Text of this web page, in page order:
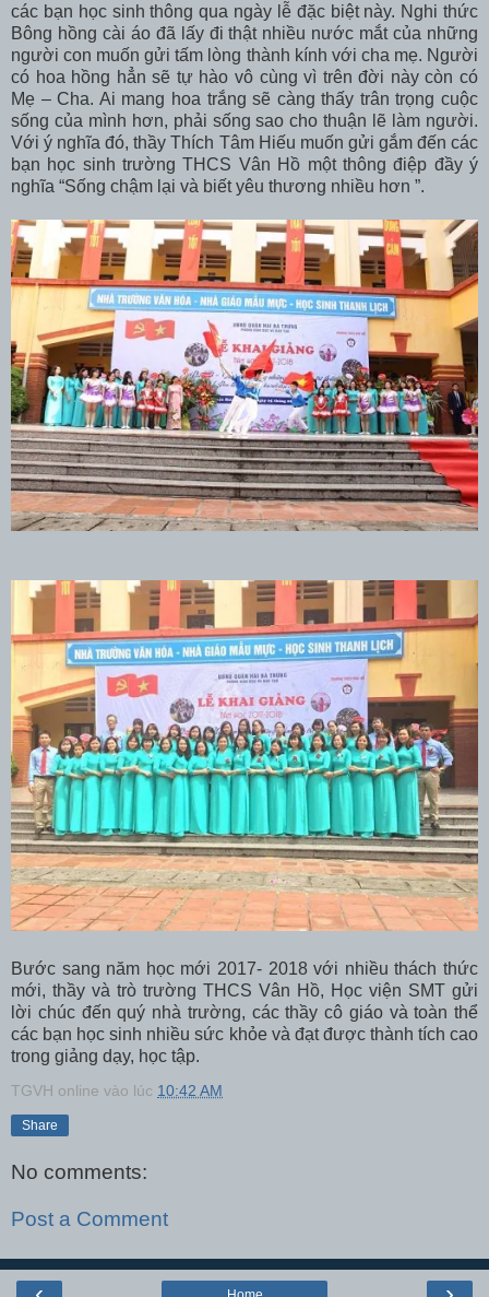
các bạn học sinh thông qua ngày lễ đặc biệt này. Nghi thức
Bông hồng cài áo đã lấy đi thật nhiều nước mắt của những
người con muốn gửi tấm lòng thành kính với cha mẹ. Người
có hoa hồng hẳn sẽ tự hào vô cùng vì trên đời này còn có
Mẹ – Cha. Ai mang hoa trắng sẽ càng thấy trân trọng cuộc
sống của mình hơn, phải sống sao cho thuận lẽ làm người.
Với ý nghĩa đó, thầy Thích Tâm Hiếu muốn gửi gắm đến các
bạn học sinh trường THCS Vân Hồ một thông điệp đầy ý
nghĩa “Sống chậm lại và biết yêu thương nhiều hơn ”.
Bước sang năm học mới 2017- 2018 với nhiều thách thức
mới, thầy và trò trường THCS Vân Hồ, Học viện SMT gửi
lời chúc đến quý nhà trường, các thầy cô giáo và toàn thể
các bạn học sinh nhiều sức khỏe và đạt được thành tích cao
trong giảng dạy, học tập.
TGVH online vào lúc 10:42 AM
Share
No comments:
Post a Comment